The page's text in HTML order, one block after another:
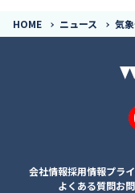
HOME ニュース 気
会社情報採用情報プラ
よくある質問お